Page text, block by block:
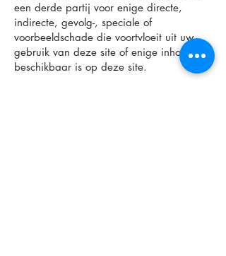
een derde partij voor enige directe,
indirecte, gevolg-, speciale of
voorbeeldschade die voortvloeit uit uw
gebruik van deze site of enige inhoud die
beschikbaar is op deze site.